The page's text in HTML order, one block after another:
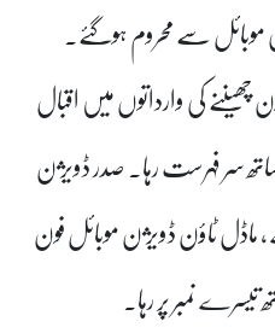
752 شہری موبائل سے محروم ہوگئے۔
کی وارداتوں میں اقبال
کے ساتھ سر فہرست رہا۔ صدر ڈویژن
ماڈل ٹاؤن ڈویژن موبائل فون